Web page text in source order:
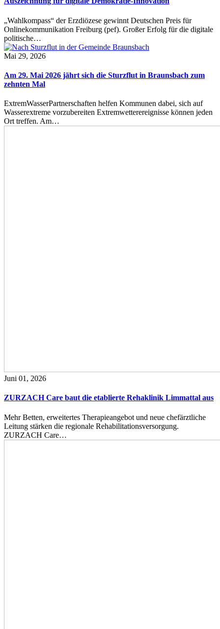
„Wahlkompass“ der Erzdiözese gewinnt Deutschen Preis für
Onlinekommunikation Freiburg (pef). Großer Erfolg für die digitale
politische…
Mai 29, 2026
Am 29. Mai 2026 jährt sich die Sturzflut in Braunsbach zum
zehnten Mal
ExtremWasserPartnerschaften helfen Kommunen dabei, sich auf
Wasserextreme vorzubereiten Extremwetterereignisse können jeden
Ort treffen. Am…
Juni 01, 2026
ZURZACH Care baut die etablierte Rehaklinik Limmattal aus
Mehr Betten, erweitertes Therapieangebot und neue chefärztliche
Leitung stärken die regionale Rehabilitationsversorgung.
ZURZACH Care…